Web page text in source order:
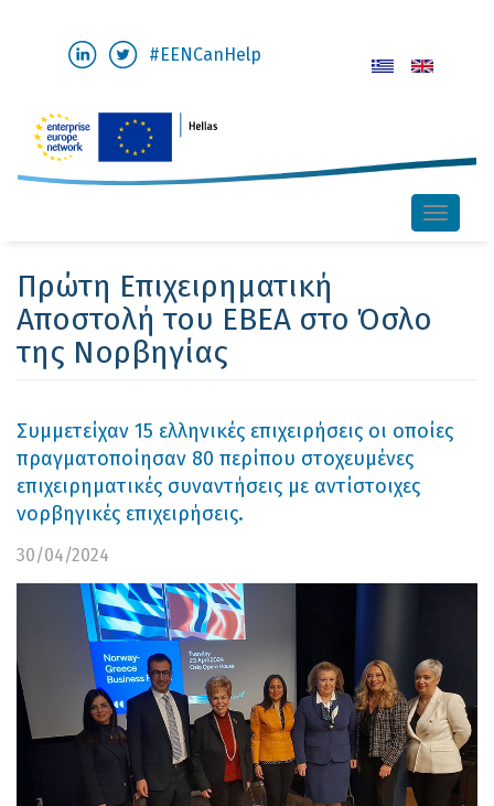
περιεχόμενο
#EENCanHelp
Toggle
Πρώτη Επιχειρηματική
Αποστολή του ΕΒΕΑ στο Όσλο
της Νορβηγίας
Συμμετείχαν 15 ελληνικές επιχειρήσεις οι οποίες
πραγματοποίησαν 80 περίπου στοχευμένες
επιχειρηματικές συναντήσεις με αντίστοιχες
νορβηγικές επιχειρήσεις.
30/04/2024